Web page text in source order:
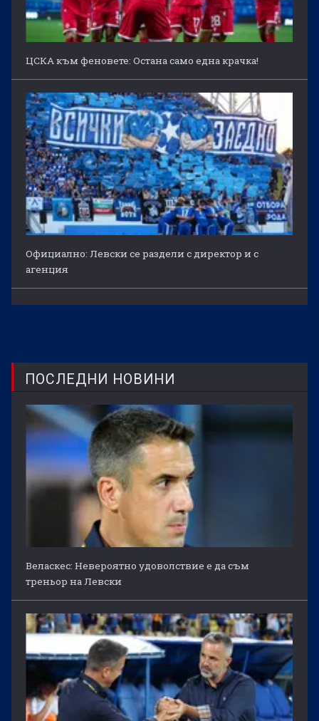
ЦСКА към феновете: Остана само една крачка!
Официално: Левски се раздели с директор и с
агенция
ПОСЛЕДНИ НОВИНИ
Веласкес: Невероятно удоволствие е да съм
треньор на Левски